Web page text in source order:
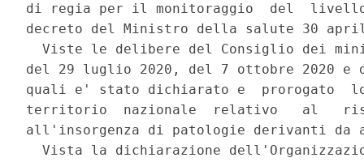
di regia per il monitoraggio  del
decreto del Ministro della salute 30
Viste le delibere del Consiglio dei
del 29 luglio 2020, del 7 ottobre 2020 e
quali e' stato dichiarato e  prorogato
territorio  nazionale  relativo   al
all'insorgenza di patologie derivanti
Vista la dichiarazione